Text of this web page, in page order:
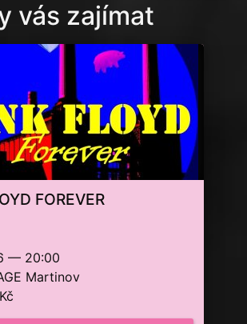
vás zajímat
FOREVER
— 20:00
Martinov